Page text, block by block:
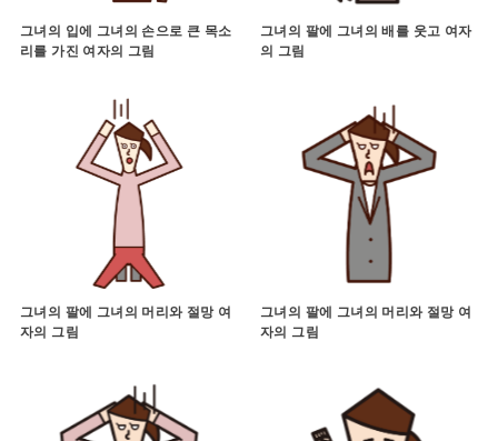
그녀의 입에 그녀의 손으로 큰 목소
리를 가진 여자의 그림
그녀의 팔에 그녀의 배를 웃고 여자
의 그림
그녀의 팔에 그녀의 머리와 절망 여
자의 그림
그녀의 팔에 그녀의 머리와 절망 여
자의 그림